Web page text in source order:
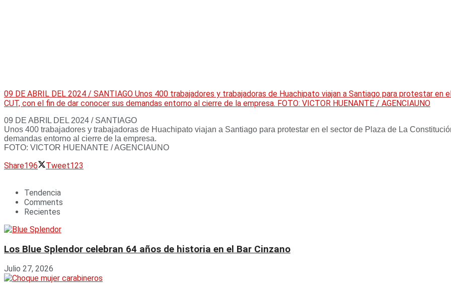
09 DE ABRIL DEL 2024 / SANTIAGO Unos 400 trabajadores y trabajadoras de Huachipato viajan a Santiago para protestar
CUT, con el fin de dar conocer sus demandas entorno al cierre de la empresa. FOTO: VICTOR HUENANTE / AGENCIAUNO
09 DE ABRIL DEL 2024 / SANTIAGO
Unos 400 trabajadores y trabajadoras de Huachipato viajan a Santiago para protestar en el sector de Plaza de La
demandas entorno al cierre de la empresa.
FOTO: VICTOR HUENANTE / AGENCIAUNO
Share196 Tweet123
Tendencia
Comments
Recientes
Los Blue Splendor celebran 64 años de historia en el Bar Cinzano
Julio 27, 2026